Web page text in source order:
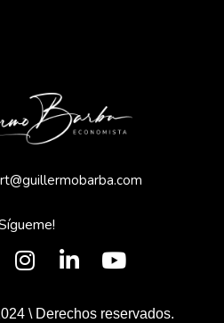
\ Derechos reservados.